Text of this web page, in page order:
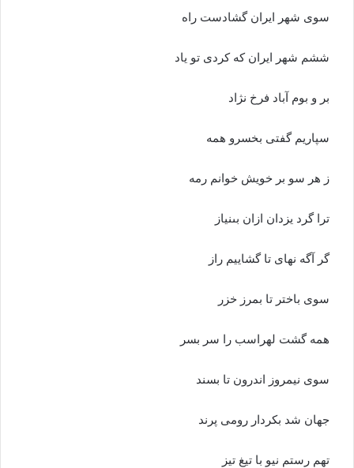
سوى شهر ایران گشادست راه‏
ششم شهر ایران که کردى تو یاد
بر و بوم آباد فرخ نژاد
سپاریم گفتى بخسرو همه
ز هر سو بر خویش خوانم رمه‏
ترا گرد یزدان ازان بى‏نیاز
گر آگه نه‏اى تا گشاییم راز
سوى باختر تا بمرز خزر
همه گشت لهراسب را سر بسر
سوى نیمروز اندرون تا بسند
جهان شد بکردار رومى پرند
تهم رستم نیو با تیغ تیز